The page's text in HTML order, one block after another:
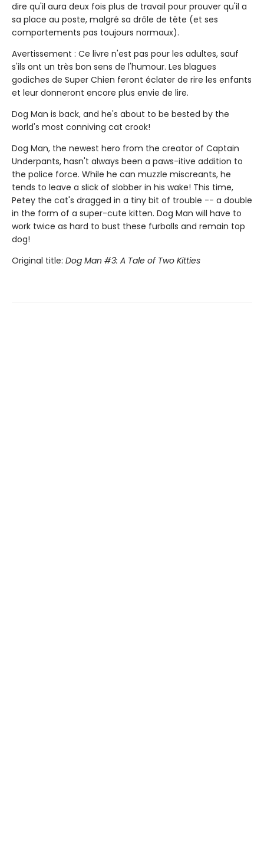
dire qu'il aura deux fois plus de travail pour prouver qu'il a
sa place au poste, malgré sa drôle de tête (et ses
comportements pas toujours normaux).
Avertissement : Ce livre n'est pas pour les adultes, sauf
s'ils ont un très bon sens de l'humour. Les blagues
godiches de Super Chien feront éclater de rire les enfants
et leur donneront encore plus envie de lire.
Dog Man is back, and he's about to be bested by the
world's most conniving cat crook!
Dog Man, the newest hero from the creator of Captain
Underpants, hasn't always been a paws-itive addition to
the police force. While he can muzzle miscreants, he
tends to leave a slick of slobber in his wake! This time,
Petey the cat's dragged in a tiny bit of trouble -- a double
in the form of a super-cute kitten. Dog Man will have to
work twice as hard to bust these furballs and remain top
dog!
Original title: Dog Man #3: A Tale of Two Kitties